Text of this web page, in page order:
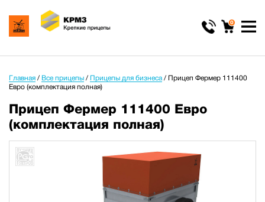
0
Главная / Все прицепы / Прицепы для бизнеса/ Прицеп Фермер 111400
Евро (комплектация полная)
Прицеп Фермер 111400 Евро
(комплектация полная)